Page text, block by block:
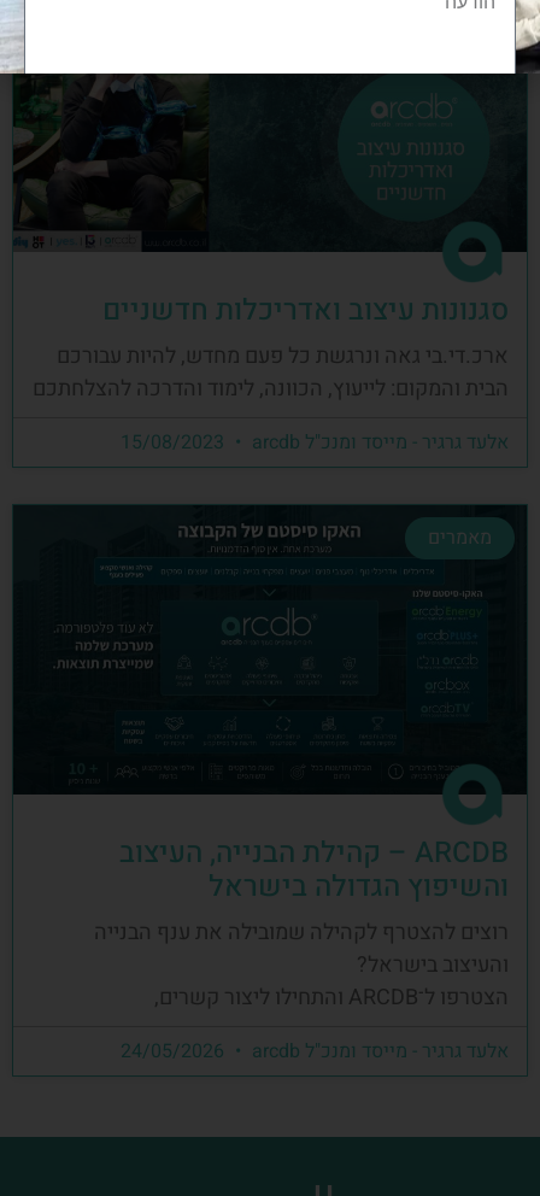
סגנונות עיצוב ואדריכלות חדשניים
ארכ.די.בי גאה ונרגשת כל פעם מחדש, להיות עבורכם
הבית והמקום: לייעוץ, הכוונה, לימוד והדרכה להצלחתכם
אלעד גרגיר - מייסד ומנכ"ל arcdb
מאמרים
ARCDB – קהילת הבנייה, העיצוב
והשיפוץ הגדולה בישראל
רוצים להצטרף לקהילה שמובילה את ענף הבנייה
והעיצוב בישראל?
הצטרפו ל־ARCDB והתחילו ליצור קשרים,
אלעד גרגיר - מייסד ומנכ"ל arcdb
הצטרפות לקהילה